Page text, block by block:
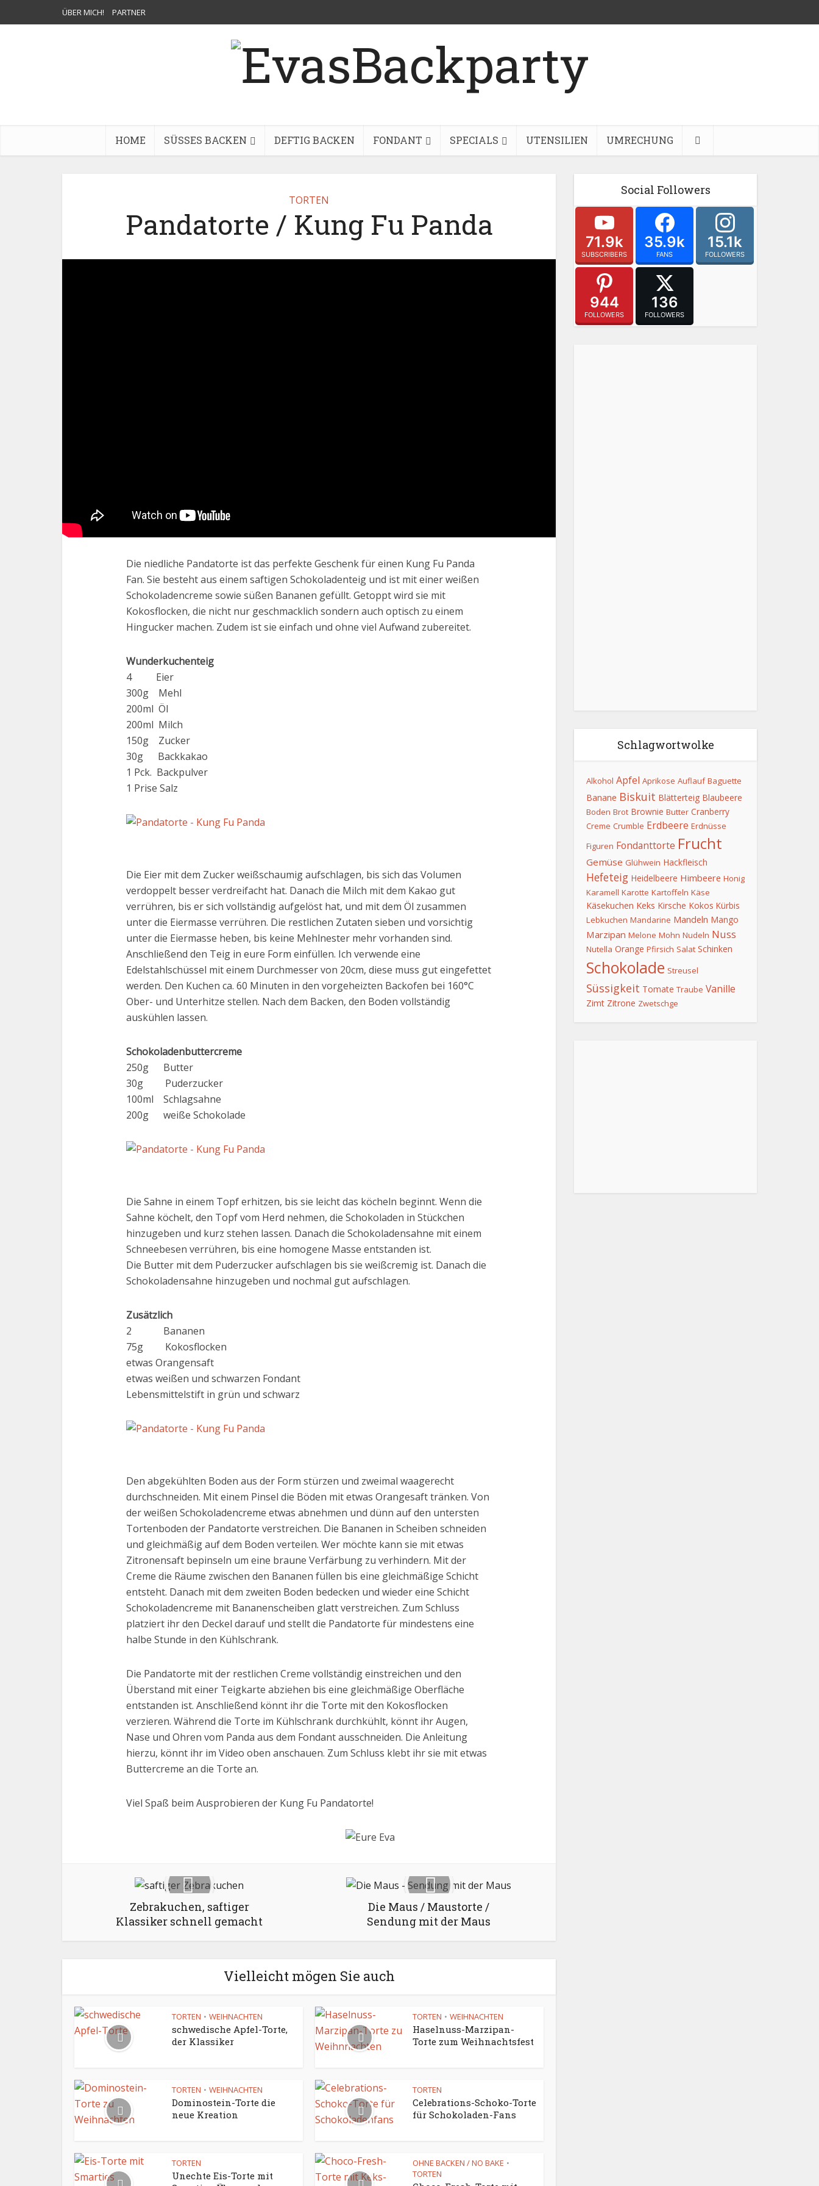
ÜBER MICH! PARTNER
HOME SÜSSES BACKEN DEFTIG BACKEN FONDANT SPECIALS UTENSILIEN UMRECHUNG
TORTEN
Pandatorte / Kung Fu Panda
Die niedliche Pandatorte ist das perfekte Geschenk für einen Kung Fu Panda
Fan. Sie besteht aus einem saftigen Schokoladenteig und ist mit einer weißen
Schokoladencreme sowie süßen Bananen gefüllt. Getoppt wird sie mit
Kokosflocken, die nicht nur geschmacklich sondern auch optisch zu einem
Hingucker machen. Zudem ist sie einfach und ohne viel Aufwand zubereitet.
Wunderkuchenteig
4 Eier
300g Mehl
200ml Öl
200ml Milch
150g Zucker
30g Backkakao
1 Pck. Backpulver
1 Prise Salz
Die Eier mit dem Zucker weißschaumig aufschlagen, bis sich das Volumen
verdoppelt besser verdreifacht hat. Danach die Milch mit dem Kakao gut
verrühren, bis er sich vollständig aufgelöst hat, und mit dem Öl zusammen
unter die Eiermasse verrühren. Die restlichen Zutaten sieben und vorsichtig
unter die Eiermasse heben, bis keine Mehlnester mehr vorhanden sind.
Anschließend den Teig in eure Form einfüllen. Ich verwende eine
Edelstahlschüssel mit einem Durchmesser von 20cm, diese muss gut eingefettet
werden. Den Kuchen ca. 60 Minuten in den vorgeheizten Backofen bei 160°C
Ober- und Unterhitze stellen. Nach dem Backen, den Boden vollständig
auskühlen lassen.
Schokoladenbuttercreme
250g Butter
30g Puderzucker
100ml Schlagsahne
200g weiße Schokolade
Die Sahne in einem Topf erhitzen, bis sie leicht das köcheln beginnt. Wenn die
Sahne köchelt, den Topf vom Herd nehmen, die Schokoladen in Stückchen
hinzugeben und kurz stehen lassen. Danach die Schokoladensahne mit einem
Schneebesen verrühren, bis eine homogene Masse entstanden ist.
Die Butter mit dem Puderzucker aufschlagen bis sie weißcremig ist. Danach die
Schokoladensahne hinzugeben und nochmal gut aufschlagen.
Zusätzlich
2 Bananen
75g Kokosflocken
etwas Orangensaft
etwas weißen und schwarzen Fondant
Lebensmittelstift in grün und schwarz
Den abgekühlten Boden aus der Form stürzen und zweimal waagerecht
durchschneiden. Mit einem Pinsel die Böden mit etwas Orangesaft tränken. Von
der weißen Schokoladencreme etwas abnehmen und dünn auf den untersten
Tortenboden der Pandatorte verstreichen. Die Bananen in Scheiben schneiden
und gleichmäßig auf dem Boden verteilen. Wer möchte kann sie mit etwas
Zitronensaft bepinseln um eine braune Verfärbung zu verhindern. Mit der
Creme die Räume zwischen den Bananen füllen bis eine gleichmäßige Schicht
entsteht. Danach mit dem zweiten Boden bedecken und wieder eine Schicht
Schokoladencreme mit Bananenscheiben glatt verstreichen. Zum Schluss
platziert ihr den Deckel darauf und stellt die Pandatorte für mindestens eine
halbe Stunde in den Kühlschrank.
Die Pandatorte mit der restlichen Creme vollständig einstreichen und den
Überstand mit einer Teigkarte abziehen bis eine gleichmäßige Oberfläche
entstanden ist. Anschließend könnt ihr die Torte mit den Kokosflocken
verzieren. Während die Torte im Kühlschrank durchkühlt, könnt ihr Augen,
Nase und Ohren vom Panda aus dem Fondant ausschneiden. Die Anleitung
hierzu, könnt ihr im Video oben anschauen. Zum Schluss klebt ihr sie mit etwas
Buttercreme an die Torte an.
Viel Spaß beim Ausprobieren der Kung Fu Pandatorte!
Zebrakuchen, saftiger
Klassiker schnell gemacht
Die Maus / Maustorte /
Sendung mit der Maus
Vielleicht mögen Sie auch
TORTEN • WEIHNACHTEN
schwedische Apfel-Torte,
der Klassiker
TORTEN • WEIHNACHTEN
Haselnuss-Marzipan-
Torte zum Weihnachtsfest
TORTEN • WEIHNACHTEN
Dominostein-Torte die
neue Kreation
TORTEN
Celebrations-Schoko-Torte
für Schokoladen-Fans
TORTEN
Unechte Eis-Torte mit
OHNE BACKEN / NO BAKE •
TORTEN
Social Followers
71.9k
SUBSCRIBERS
35.9k
FANS
15.1k
FOLLOWERS
944
FOLLOWERS
136
FOLLOWERS
Schlagwortwolke
Alkohol Apfel Aprikose Auflauf Baguette
Banane Biskuit Blätterteig Blaubeere
Boden Brot Brownie Butter Cranberry
Creme Crumble Erdbeere Erdnüsse
Figuren Fondanttorte Frucht
Gemüse Glühwein Hackfleisch
Hefeteig Heidelbeere Himbeere Honig
Karamell Karotte Kartoffeln Käse
Käsekuchen Keks Kirsche Kokos Kürbis
Lebkuchen Mandarine Mandeln Mango
Marzipan Melone Mohn Nudeln Nuss
Nutella Orange Pfirsich Salat Schinken
Schokolade Streusel
Süssigkeit Tomate Traube Vanille
Zimt Zitrone Zwetschge